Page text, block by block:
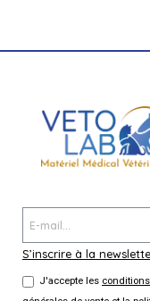
S’inscrire à la
J'accepte les conditions